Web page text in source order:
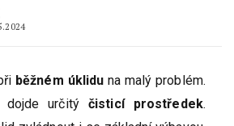
běžném úklidu na malý problém.
dojde určitýčisticí prostředek.